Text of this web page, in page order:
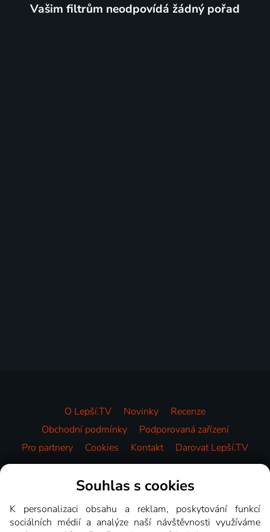
Vašim filtrům neodpovídá žádný pořad
O Lepší.TV Novinky
Recenze
Obchodní podmínky
Podporovaná zařízení
Pro partnery
Cookies Kontakt Darovat Lepší.TV
Videotéka
Souhlas s cookies
K personalizaci obsahu a reklam, poskytování funkcí
sociálních médií a analýze naší návštěvnosti využíváme